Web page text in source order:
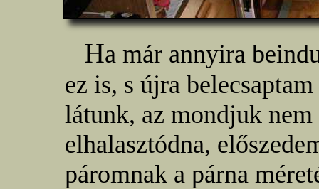
Ha már annyira
ez is, s újra
látunk, az mondjuk
elhalasztódna,
páromnak a párna